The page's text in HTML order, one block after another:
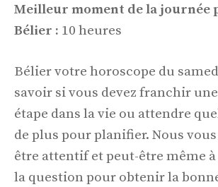
Meilleur moment de la journée
Bélier : 10 heures
Bélier votre horoscope du
savoir si vous devez franchir
étape dans la vie ou attendre
de plus pour planifier. Nous
être attentif et peut-être même
la question pour obtenir la